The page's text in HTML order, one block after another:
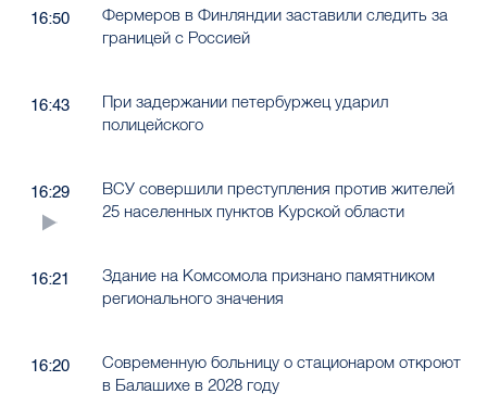
16:50
Фермеров в Финляндии заставили следить за
границей с Россией
16:43
При задержании петербуржец ударил
полицейского
16:29
ВСУ совершили преступления против жителей
25 населенных пунктов Курской области
16:21
Здание на Комсомола признано памятником
регионального значения
16:20
Современную больницу о стационаром откроют
в Балашихе в 2028 году